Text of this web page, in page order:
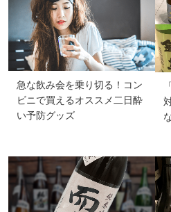
急な飲み会を乗り切る！コン
ビニで買えるオススメ二日酔
い予防グッズ